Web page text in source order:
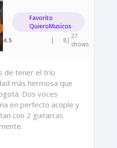
Favorito
QuieroMusicos
4.5
| 8| 27
shows
de tener el trío
más hermosa que
Dos voces
en perfecto acople y
con 2 guitarras